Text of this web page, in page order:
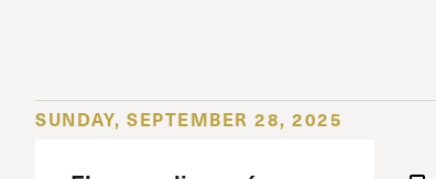
SUNDAY, SEPTEMBER 28, 2025